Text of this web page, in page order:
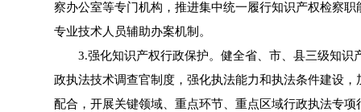
察办公室等专门机构，推进集中统一履行知识产权检察
专业技术人员辅助办案机制。
3.强化知识产权行政保护。健全省、市、县三级知识
政执法技术调查官制度，强化执法能力和执法条件建设
配合，开展关键领域、重点环节、重点区域行政执法专